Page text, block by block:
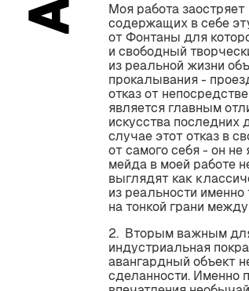
Моя работа
содержащих в себе
от Фонтаны для
и свободный
из реальной жизни
прокалывания -
отказ от
является главным
искусства последних
случае этот отказ в
от самого себя - он
мейда в моей работе
выглядят как
из реальности
на тонкой грани
2. Вторым важным
индустриальная
авангардный объект
сделанности. Именно